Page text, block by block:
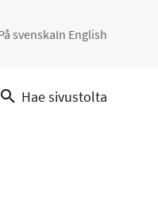
svenskaIn English
Hae sivustolta